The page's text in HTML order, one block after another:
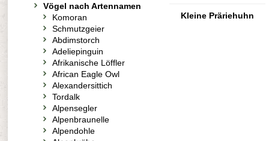
Kleine Präriehuhn
Vögel nach Artennamen
Komoran
Schmutzgeier
Abdimstorch
Adeliepinguin
Afrikanische Löffler
African Eagle Owl
Alexandersittich
Tordalk
Alpensegler
Alpenbraunelle
Alpendohle